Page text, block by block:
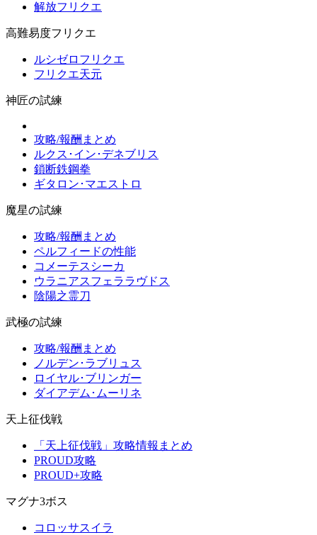
解放フリクエ
高難易度フリクエ
ルシゼロフリクエ
フリクエ天元
神匠の試練
攻略/報酬まとめ
ルクス･イン･デネブリス
鎖断鉄鋼拳
ギタロン･マエストロ
魔星の試練
攻略/報酬まとめ
ペルフィードの性能
コメーテスシーカ
ウラニアスフェララヴドス
陰陽之霊刀
武極の試練
攻略/報酬まとめ
ノルデン･ラブリュス
ロイヤル･ブリンガー
ダイアデム･ムーリネ
天上征伐戦
「天上征伐戦」攻略情報まとめ
PROUD攻略
PROUD+攻略
マグナ3ボス
コロッサスイラ